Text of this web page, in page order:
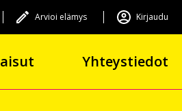
Arvioi elämys Kirjaudu
Yhteystiedot